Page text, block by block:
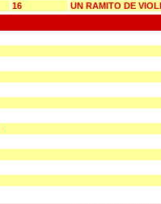
16 UN RAMITO DE